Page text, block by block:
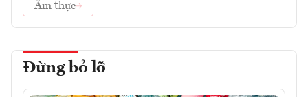
Ẩm thực
Đừng bỏ lỡ